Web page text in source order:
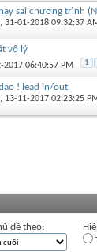
sai chương trình
‎, 31-01-2018 09:32:37
vô lý
2017 06:40:57 PM 1
! lead in/out
‎, 13-11-2017 02:23:25
đề theo: